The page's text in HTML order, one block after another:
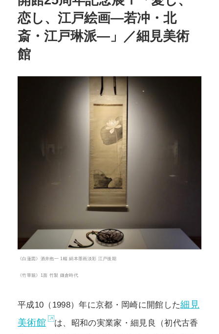
POLICY COMPANY
恋し、江戸絵画―若冲・北
斎・江戸琳派―」／細見美術
館
《白蓮図》酒井抱一 1幅 絹本墨画淡彩 江戸後期
《竹華籠》1面 竹製 鎌倉時代
平成10（1998）年に京都・岡崎に開館した細見
美術館
は、昭和の実業家・細見良（初代古香